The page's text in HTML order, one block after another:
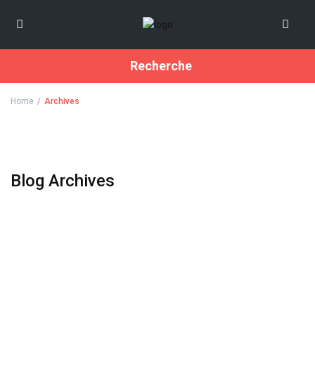
Recherche
Home Archives
Blog Archives